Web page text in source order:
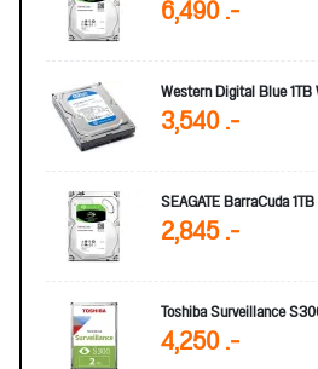
6,490 .-
Western Digital Blue 1TB
3,540 .-
SEAGATE BarraCuda
2,845 .-
Toshiba Surveillance
4,250 .-